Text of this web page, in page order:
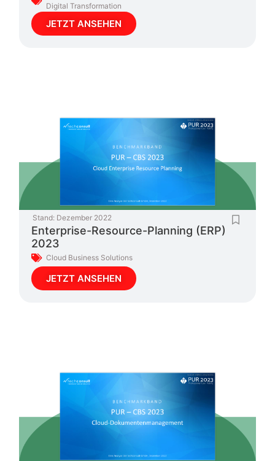
Digital Transformation
JETZT ANSEHEN
Stand: Dezember 2022
Enterprise-Resource-Planning (ERP)
2023
Cloud Business Solutions
JETZT ANSEHEN